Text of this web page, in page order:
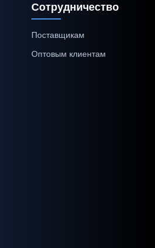
Сотрудничество
Поставщикам
Оптовым клиентам